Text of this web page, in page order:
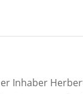
Inhaber